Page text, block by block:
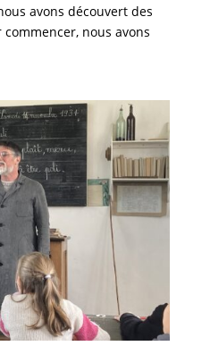
avons découvert des
nous avons